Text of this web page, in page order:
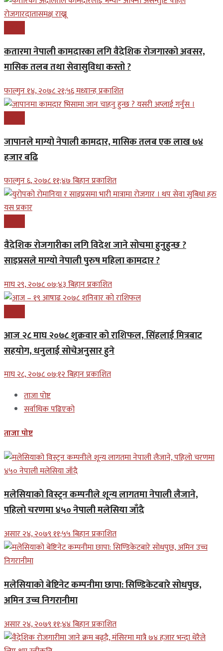
कतारमा नेपाली कामदारका लगि वैदेशिक रोजगारको अवसर,
मासिक तलब तथा सेवासुविधा कस्तो ?
फाल्गुन १४, २०७८ २१;५६ मध्यान्ह प्रकाशित
जापानले माग्यो नेपाली कामदार, मासिक तलब एक लाख ७४
हजार बढि
फाल्गुन ६, २०७८ ११;४७ बिहान प्रकाशित
वैदेशिक रोजगारीका लगि विदेश जाने सोचमा हुनुहुन्छ ?
साइप्रसले माग्यो नेपाली पुरुष महिला कामदार ?
माघ २९, २०७८ ०७;४३ बिहान प्रकाशित
आज २८ माघ २०७८ शुक्रवार को राशिफल, सिंहलाई मित्रबाट
सहयोग, धनुलाई सोचेअनुसार हुने
माघ २८, २०७८ ०७;१२ बिहान प्रकाशित
ताजा पोष्ट
सर्वाधिक पढिएको
ताजा पोष्ट
मलेसियाको विस्ट्रन कम्पनीले शून्य लागतमा नेपाली लैजाने,
पहिलो चरणमा ४५० नेपाली मलेसिया जाँदै
असार २४, २०७९ ११;५५ बिहान प्रकाशित
मलेसियाको बेष्टिनेट कम्पनीमा छापा: सिण्डिकेटबारे सोधपुछ,
अमिन उच्च निगरानीमा
असार २४, २०७९ ११;४४ बिहान प्रकाशित